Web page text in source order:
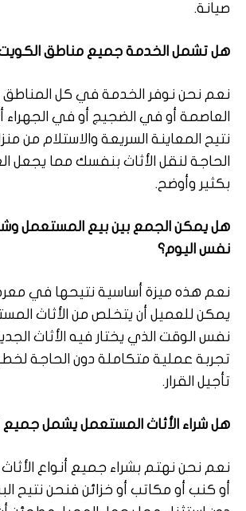
صيانة.
هل تشمل الخدمة جميع مناطق
نعم نحن نوفر الخدمة في كل
العاصمة أو في الضجيج أو في الجهراء
نتيح المعاينة السريعة والاستلام من
الحاجة لنقل الأثاث بنفسك مما يجعل
بكثير وأوضح.
هل يمكن الجمع بين بيع المستعمل
نفس اليوم؟
نعم هذه ميزة أساسية نتيحها في
يمكن للعميل أن يتخلص من الأثاث
نفس الوقت الذي يختار فيه الأثاث
تجربة عملية متكاملة دون الحاجة
تأجيل القرار.
هل شراء الأثاث المستعمل يشمل جميع
نعم نحن نهتم بشراء جميع أنواع
أو كنب أو مكاتب أو خزائن فنحن نتيح